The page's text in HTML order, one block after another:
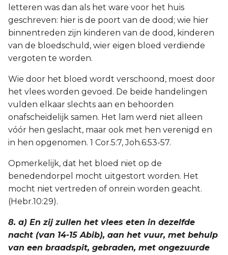
letteren was dan als het ware voor het huis
geschreven: hier is de poort van de dood; wie hier
binnentreden zijn kinderen van de dood, kinderen
van de bloedschuld, wier eigen bloed verdiende
vergoten te worden.
Wie door het bloed wordt verschoond, moest door
het vlees worden gevoed. De beide handelingen
vulden elkaar slechts aan en behoorden
onafscheidelijk samen. Het lam werd niet alleen
vóór hen geslacht, maar ook met hen verenigd en
in hen opgenomen. 1 Cor.5:7, Joh.6:53-57.
Opmerkelijk, dat het bloed niet op de
benedendorpel mocht uitgestort worden. Het
mocht niet vertreden of onrein worden geacht.
(Hebr.10:29).
8. a) En zij zullen het vlees eten in dezelfde
nacht (van 14-15 Abib), aan het vuur, met behulp
van een braadspit, gebraden, met ongezuurde